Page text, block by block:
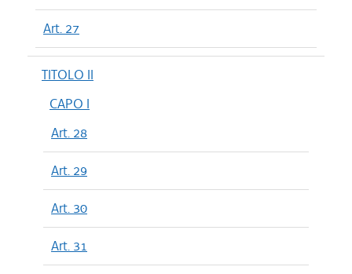
Art. 27
TITOLO II
CAPO I
Art. 28
Art. 29
Art. 30
Art. 31